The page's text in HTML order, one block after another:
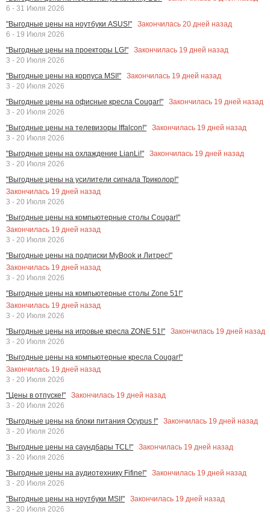
6 - 31 Июля 2026
"Выгодные цены на ноутбуки ASUS!"
Закончилась 20 дней назад
6 - 19 Июля 2026
"Выгодные цены на проекторы LG!"
Закончилась 19 дней назад
3 - 20 Июля 2026
"Выгодные цены на корпуса MSI!"
Закончилась 19 дней назад
3 - 20 Июля 2026
"Выгодные цены на офисные кресла Cougar!"
Закончилась 19 дней назад
3 - 20 Июля 2026
"Выгодные цены на телевизоры Iffalcon!"
Закончилась 19 дней назад
3 - 20 Июля 2026
"Выгодные цены на охлаждение LianLi!"
Закончилась 19 дней назад
3 - 20 Июля 2026
"Выгодные цены на усилители сигнала Триколор!"
Закончилась 19 дней назад
3 - 20 Июля 2026
"Выгодные цены на компьютерные столы Cougar!"
Закончилась 19 дней назад
3 - 20 Июля 2026
"Выгодные цены на подписки MyBook и Литрес!"
Закончилась 19 дней назад
3 - 20 Июля 2026
"Выгодные цены на компьютерные столы Zone 51!"
Закончилась 19 дней назад
3 - 20 Июля 2026
"Выгодные цены на игровые кресла ZONE 51!"
Закончилась 19 дней назад
3 - 20 Июля 2026
"Выгодные цены на компьютерные кресла Cougar!"
Закончилась 19 дней назад
3 - 20 Июля 2026
"Цены в отпуске!"
Закончилась 19 дней назад
3 - 20 Июля 2026
"Выгодные цены на блоки питания Ocypus !"
Закончилась 19 дней назад
3 - 20 Июля 2026
"Выгодные цены на саундбары TCL!"
Закончилась 19 дней назад
3 - 20 Июля 2026
"Выгодные цены на аудиотехнику Fifine!"
Закончилась 19 дней назад
3 - 20 Июля 2026
"Выгодные цены на ноутбуки MSI!"
Закончилась 19 дней назад
3 - 20 Июля 2026